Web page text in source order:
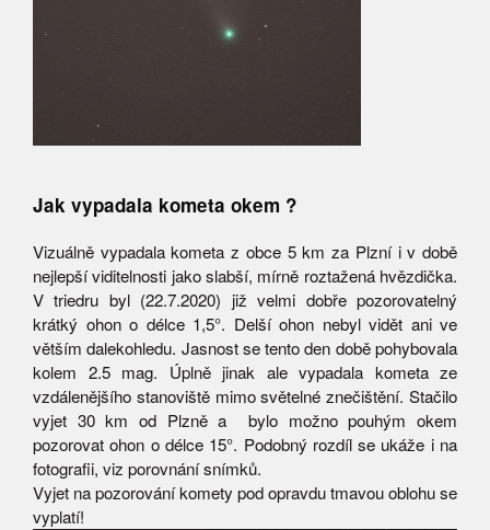
Jak vypadala kometa okem ?
Vizuálně vypadala kometa z obce 5 km za Plzní i v době
nejlepší viditelnosti jako slabší, mírně roztažená hvězdička.
V triedru byl (22.7.2020) již velmi dobře pozorovatelný
krátký ohon o délce 1,5°. Delší ohon nebyl vidět ani ve
větším dalekohledu. Jasnost se tento den době pohybovala
kolem 2.5 mag. Úplně jinak ale vypadala kometa ze
vzdálenějšího stanoviště mimo světelné znečištění. Stačilo
vyjet 30 km od Plzně a bylo možno pouhým okem
pozorovat ohon o délce 15°. Podobný rozdíl se ukáže i na
fotografii, viz porovnání snímků.
Vyjet na pozorování komety pod opravdu tmavou oblohu se
vyplatí!